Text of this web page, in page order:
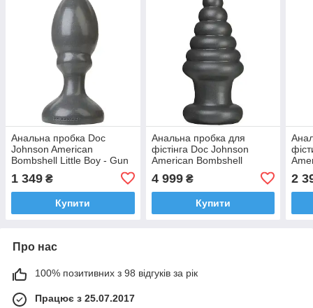
Анальна пробка Doc
Johnson American
Bombshell Little Boy - Gun
1 349 ₴
Купити
Анальна пробка для
фістінга Doc Johnson
American Bombshell
діаметр 10,7см
4 999₴
Купити
2
Про нас
100% позитивних з 98 відгуків за рік
Працює з 25.07.2017